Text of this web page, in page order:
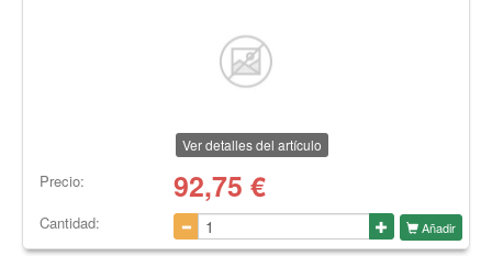
Ver detalles del artículo
Precio: 92,75 €
Cantidad: Añadir